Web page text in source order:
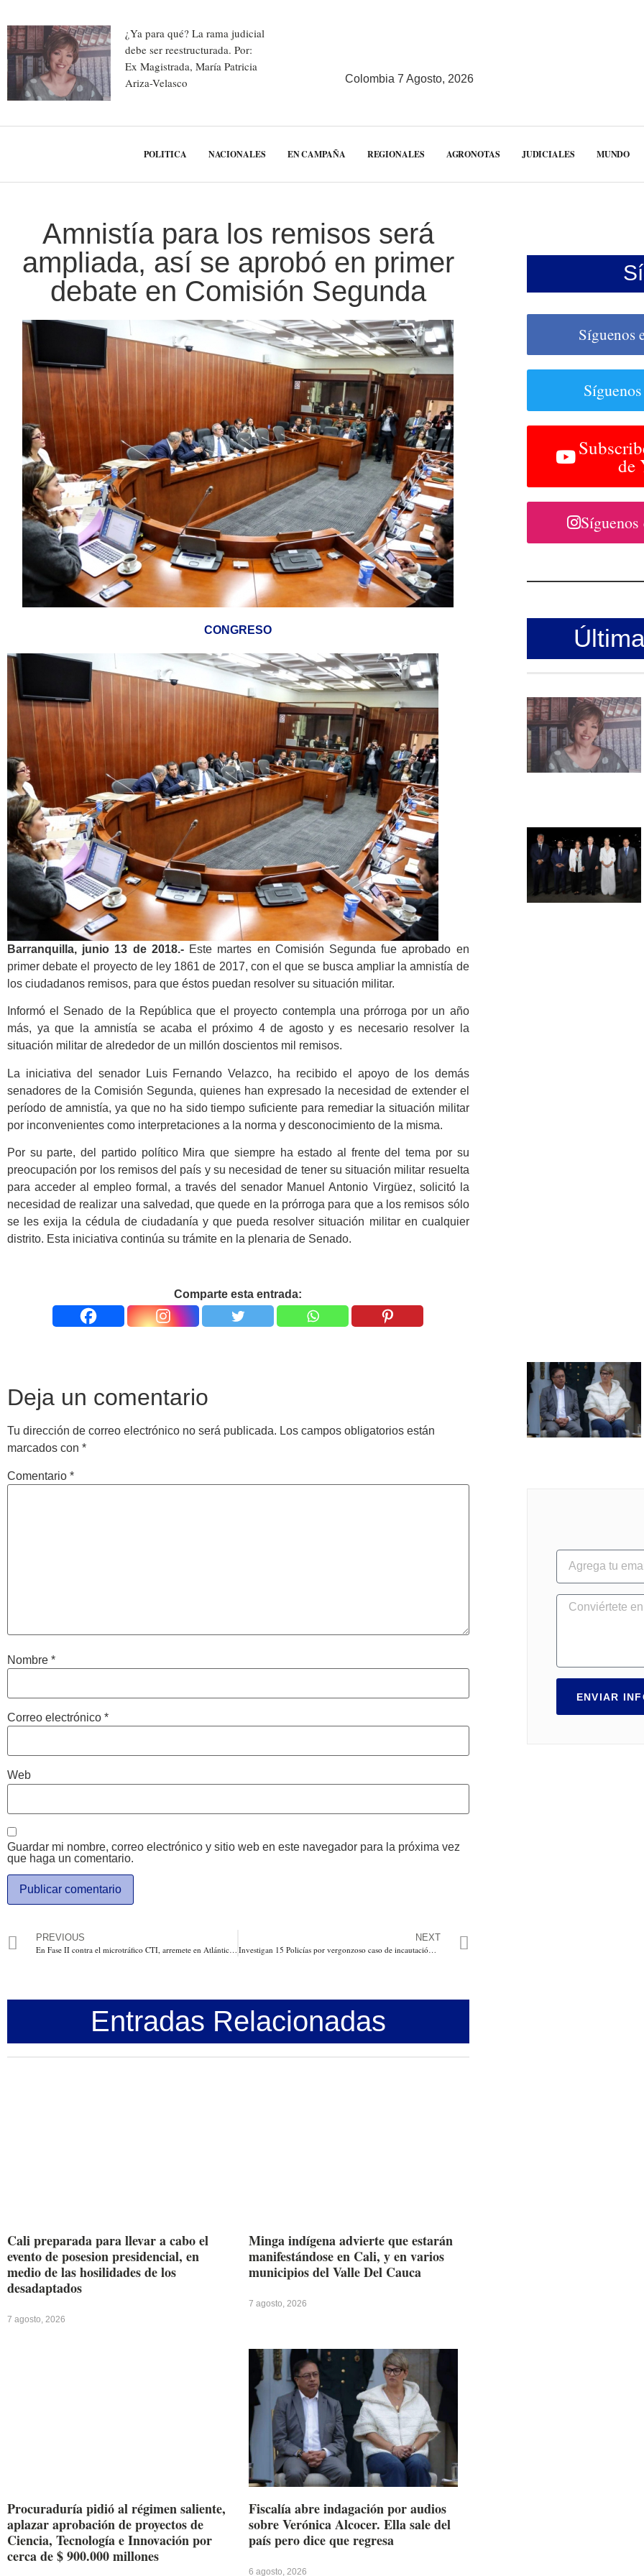
¿Ya para qué? La rama judicial
debe ser reestructurada. Por:
Ex Magistrada, María Patricia
Ariza-Velasco
Colombia 7 Agosto, 2026
POLITICA NACIONALES EN CAMPAÑA REGIONALES AGRONOTAS JUDICIALES MUNDO
Amnistía para los remisos será
ampliada, así se aprobó en primer
debate en Comisión Segunda
CONGRESO
Barranquilla, junio 13 de 2018.-Este martes en Comisión Segunda fue aprobado en
primer debate el proyecto de ley 1861 de 2017, con el que se busca ampliar la amnistía de
los ciudadanos remisos, para que éstos puedan resolver su situación militar.
Informó el Senado de la República que el proyecto contempla una prórroga por un año
más, ya que la amnistía se acaba el próximo 4 de agosto y es necesario resolver la
situación militar de alrededor de un millón doscientos mil remisos.
La iniciativa del senador Luis Fernando Velazco, ha recibido el apoyo de los demás
senadores de la Comisión Segunda, quienes han expresado la necesidad de extender el
período de amnistía, ya que no ha sido tiempo suficiente para remediar la situación militar
por inconvenientes como interpretaciones a la norma y desconocimiento de la misma.
Por su parte, del partido político Mira que siempre ha estado al frente del tema por su
preocupación por los remisos del país y su necesidad de tener su situación militar resuelta
para acceder al empleo formal, a través del senador Manuel Antonio Virgüez, solicitó la
necesidad de realizar una salvedad, que quede en la prórroga para que a los remisos sólo
se les exija la cédula de ciudadanía y que pueda resolver situación militar en cualquier
distrito. Esta iniciativa continúa su trámite en la plenaria de Senado.
Comparte esta entrada:
Deja un comentario
Tu dirección de correo electrónico no será publicada. Los campos obligatorios están
marcados con *
Comentario *
Nombre *
Correo electrónico *
Web
Guardar mi nombre, correo electrónico y sitio web en este navegador para la próxima vez
que haga un comentario.
PREVIOUS
En Fase II contra el microtráfico CTI, arremete en Atlántico, Medellín, Cali, Tolima, Magdalena, Boyacá y Armenia
NEXT
Investigan 15 Policías por vergonzoso caso de incautación de droga en Barranquilla. Se habrían apoderado de una gran parte
Entradas Relacionadas
Cali preparada para llevar a cabo el
evento de posesion presidencial, en
medio de las hosilidades de los
desadaptados
7 agosto, 2026
Minga indígena advierte que estarán
manifestándose en Cali, y en varios
municipios del Valle Del Cauca
7 agosto, 2026
Procuraduría pidió al régimen saliente,
aplazar aprobación de proyectos de
Ciencia, Tecnología e Innovación por
cerca de $ 900.000 millones
Fiscalía abre indagación por audios
sobre Verónica Alcocer. Ella sale del
país pero dice que regresa
6 agosto, 2026
Síguenos
de
ENVIAR